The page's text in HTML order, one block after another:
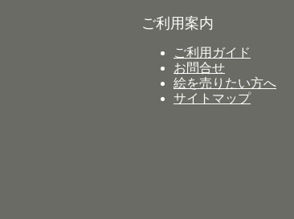
ご利用案内
ご利用ガイド
お問合せ
絵を売りたい方へ
サイトマップ